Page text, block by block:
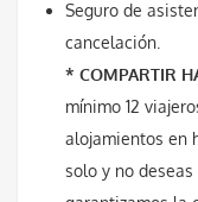
Seguro de
cancelación.
* COMPARTIR
mínimo 12
alojamientos en
solo y no